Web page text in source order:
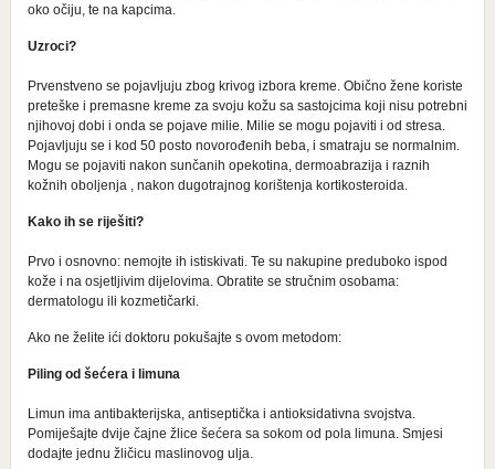
oko očiju, te na kapcima.
Uzroci?
Prvenstveno se pojavljuju zbog krivog izbora kreme. Obično žene koriste
preteške i premasne kreme za svoju kožu sa sastojcima koji nisu potrebni
njihovoj dobi i onda se pojave milie. Milie se mogu pojaviti i od stresa.
Pojavljuju se i kod 50 posto novorođenih beba, i smatraju se normalnim.
Mogu se pojaviti nakon sunčanih opekotina, dermoabrazija i raznih
kožnih oboljenja , nakon dugotrajnog korištenja kortikosteroida.
Kako ih se riješiti?
Prvo i osnovno: nemojte ih istiskivati. Te su nakupine preduboko ispod
kože i na osjetljivim dijelovima. Obratite se stručnim osobama:
dermatologu ili kozmetičarki.
Ako ne želite ići doktoru pokušajte s ovom metodom:
Piling od šećera i limuna
Limun ima antibakterijska, antiseptička i antioksidativna svojstva.
Pomiješajte dvije čajne žlice šećera sa sokom od pola limuna. Smjesi
dodajte jednu žličicu maslinovog ulja.